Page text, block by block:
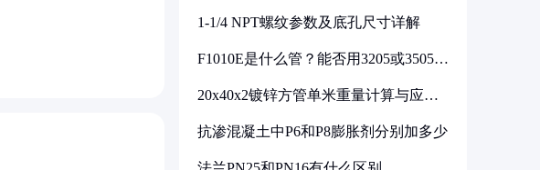
1-1/4 NPT螺纹参数及底孔尺寸详解
F1010E是什么管？能否用3205或3505代
20x40x2镀锌方管单米重量计算与应用
抗渗混凝土中P6和P8膨胀剂分别加多少